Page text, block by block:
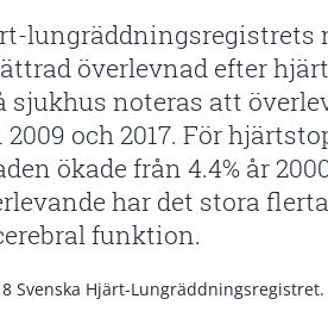
lungräddningsregistrets
överlevnad efter
sjukhus noteras att
2009 och 2017. För
ökade från 4.4% år
har det stora
funktion.
Svenska Hjärt-Lungräddningsregistret.